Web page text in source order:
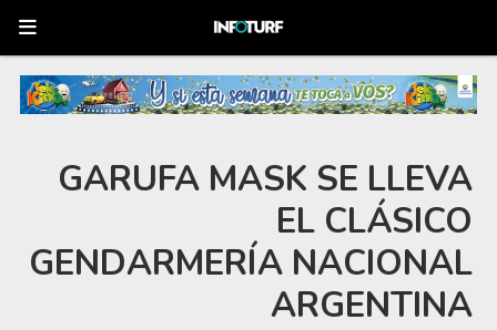
GARUFA MASK SE LLEVA
EL CLÁSICO
GENDARMERÍA NACIONAL
ARGENTINA